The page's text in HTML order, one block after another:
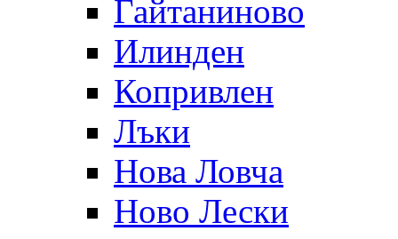
Гайтаниново
Илинден
Копривлен
Лъки
Нова Ловча
Ново Лески